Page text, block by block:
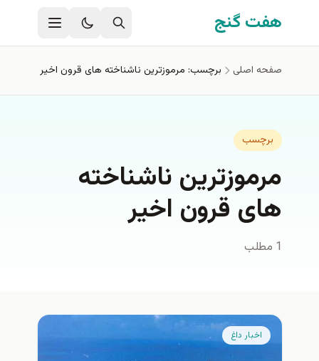
رفتن به محتوای اصلی
هفت گنج
صفحه اصلی برچسب: مرموزترین ناشناخته های قرون اخیر
برچسب
مرموزترین ناشناخته
های قرون اخیر
1 مطلب
اخبار داغ